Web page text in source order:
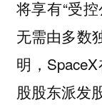
将享有“受
无需由多数
明，
股股东派发